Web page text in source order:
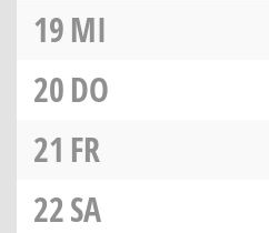
19MI
20DO
21 FR
22SA